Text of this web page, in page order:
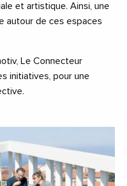
et artistique. Ainsi, une
autour de ces espaces
Le Connecteur
initiatives, pour une